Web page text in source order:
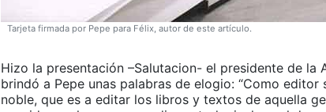
Tarjeta firmada por Pepe para Félix, autor de este artículo.
Hizo la presentación –Salutacion- el presidente de la
brindó a Pepe unas palabras de elogio: “Como editor
noble, que es a editar los libros y textos de aquella